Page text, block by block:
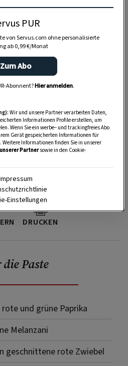
Anzeige
DRUCKEN
Paste
rote und grüne Paprika
Melanzani
geschnittene rote Zwiebel
PUR
von Servus.com ohne personalisierte
ab 0,99 €/Monat
Zum Abo
Abonnent?Hier anmelden.
Wir und unsere Partner verarbeiten Daten,
Informationen Profile erstellen, um
Wenn Sie ein werbe– und trackingfreies Abo
Gerät gespeicherten Informationen für
Informationen finden Sie in unserer
Partnersowie in den Cookie-
Einstellungen